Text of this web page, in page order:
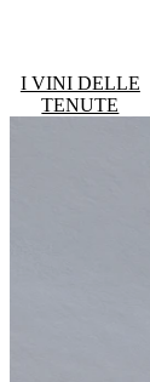
I VINI DELLE
TENUTE